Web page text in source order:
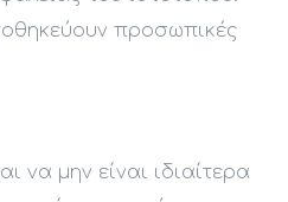
προσωπικές
να μην είναι ιδιαίτερα